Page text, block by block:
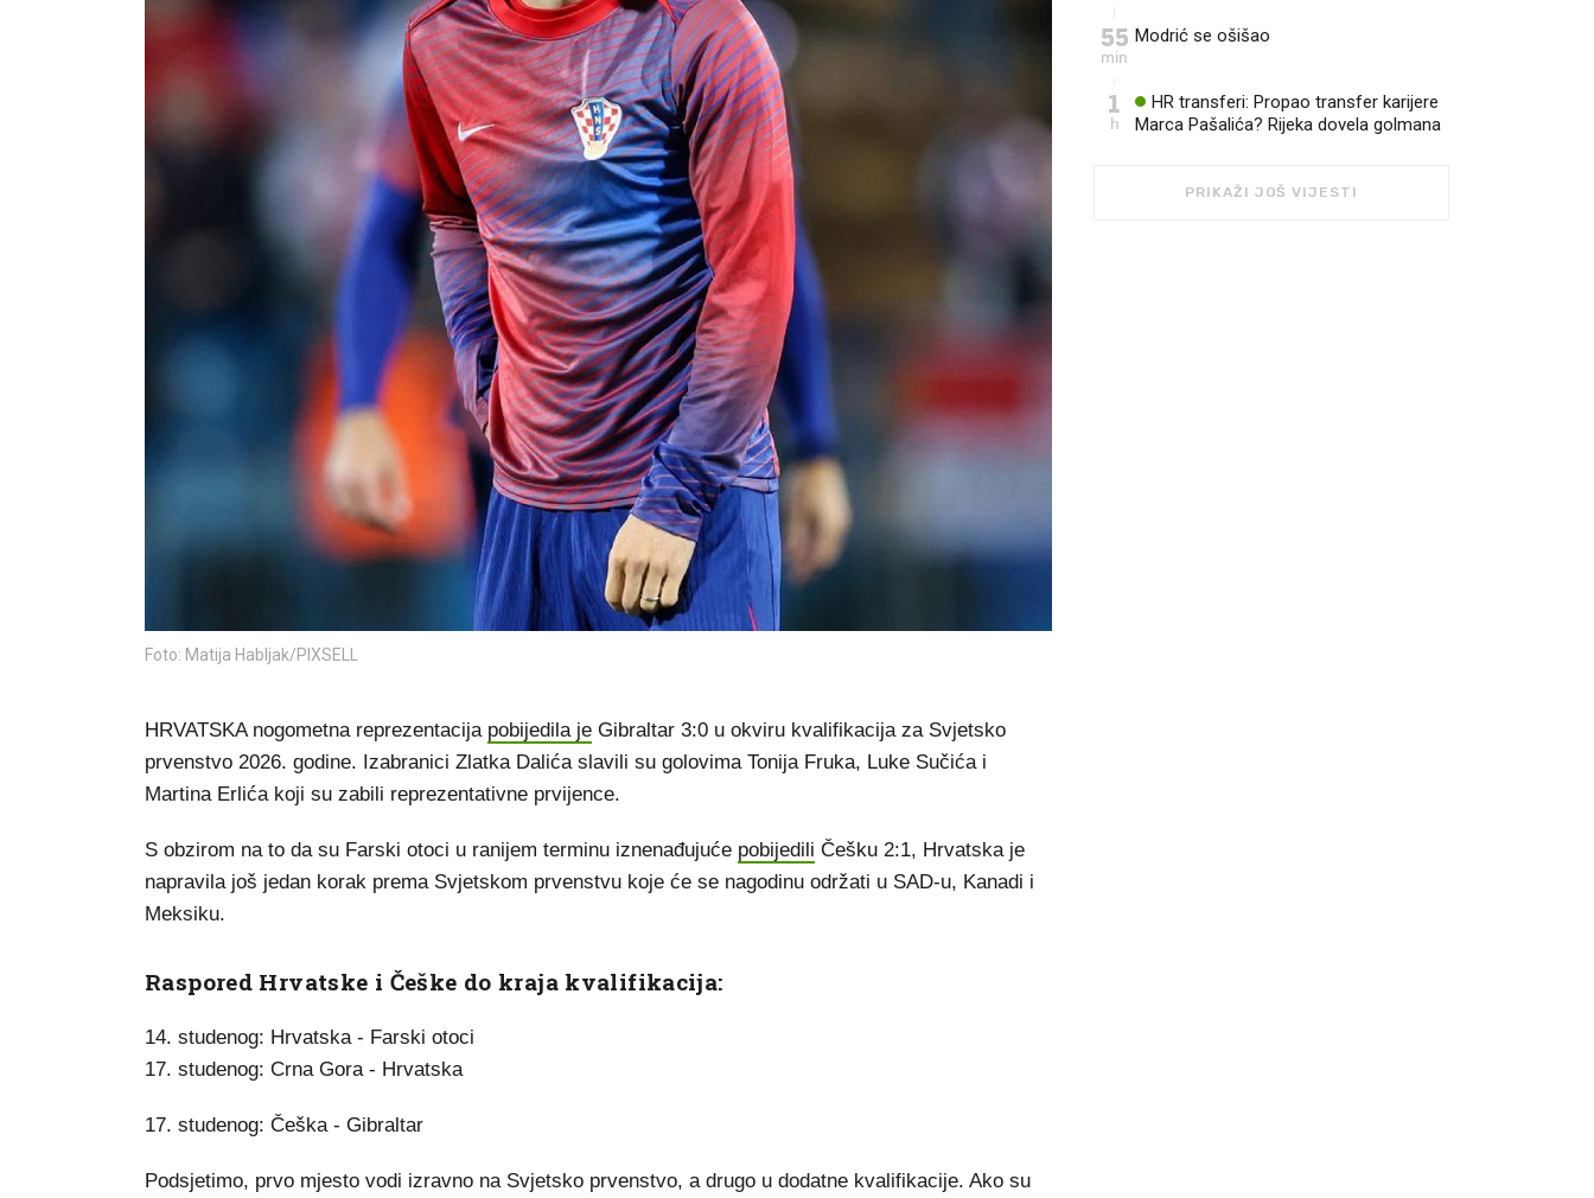
Foto: Matija Habljak/PIXSELL
HRVATSKA nogometna reprezentacija pobijedila je Gibraltar 3:0 u okviru kvalifikacija za Svjetsko
prvenstvo 2026. godine. Izabranici Zlatka Dalića slavili su golovima Tonija Fruka, Luke Sučića i
Martina Erlića koji su zabili reprezentativne prvijence.
S obzirom na to da su Farski otoci u ranijem terminu iznenađujuće pobijedili Češku 2:1, Hrvatska je
napravila još jedan korak prema Svjetskom prvenstvu koje će se nagodinu održati u SAD-u, Kanadi i
Meksiku.
Raspored Hrvatske i Češke do kraja kvalifikacija:
14. studenog: Hrvatska - Farski otoci
17. studenog: Crna Gora - Hrvatska
17. studenog: Češka - Gibraltar
Podsjetimo, prvo mjesto vodi izravno na Svjetsko prvenstvo, a drugo u dodatne kvalifikacije. Ako su
55
min
Modrić se ošišao
1
h
HR transferi: Propao transfer karijere
Marca Pašalića? Rijeka dovela golmana
PRIKAŽI JOŠ VIJESTI